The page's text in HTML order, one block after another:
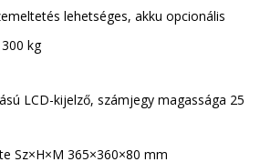
lehetséges, akku opcionális
kg
LCD-kijelző, számjegy magassága 25
Sz×H×M 365×360×80 mm